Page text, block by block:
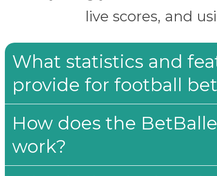
live scores, and
What statistics and
provide for football
How does the
work?